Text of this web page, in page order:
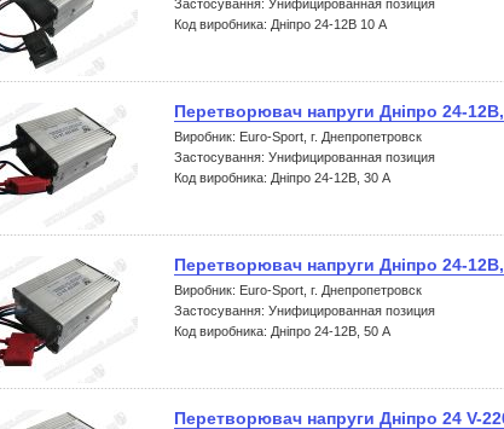
Застосування: Унифицированная позиция
Код виробника: Дніпро 24-12В 10 А
Перетворювач напруги Дніпро 24-
Виробник: Euro-Sport, г. Днепропетровск
Застосування: Унифицированная позиция
Код виробника: Дніпро 24-12В, 30 А
Перетворювач напруги Дніпро 24-
Виробник: Euro-Sport, г. Днепропетровск
Застосування: Унифицированная позиция
Код виробника: Дніпро 24-12В, 50 А
Перетворювач напруги Дніпро 24 V-